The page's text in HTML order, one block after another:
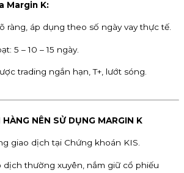
Margin K:
ràng, áp dụng theo số ngày vay thực tế.
5 – 10 – 15 ngày.
trading ngắn hạn, T+, lướt sóng.
NÊN SỬ DỤNG MARGIN K
giao dịch tại Chứng khoán KIS.
dịch thường xuyên, nắm giữ cổ phiếu